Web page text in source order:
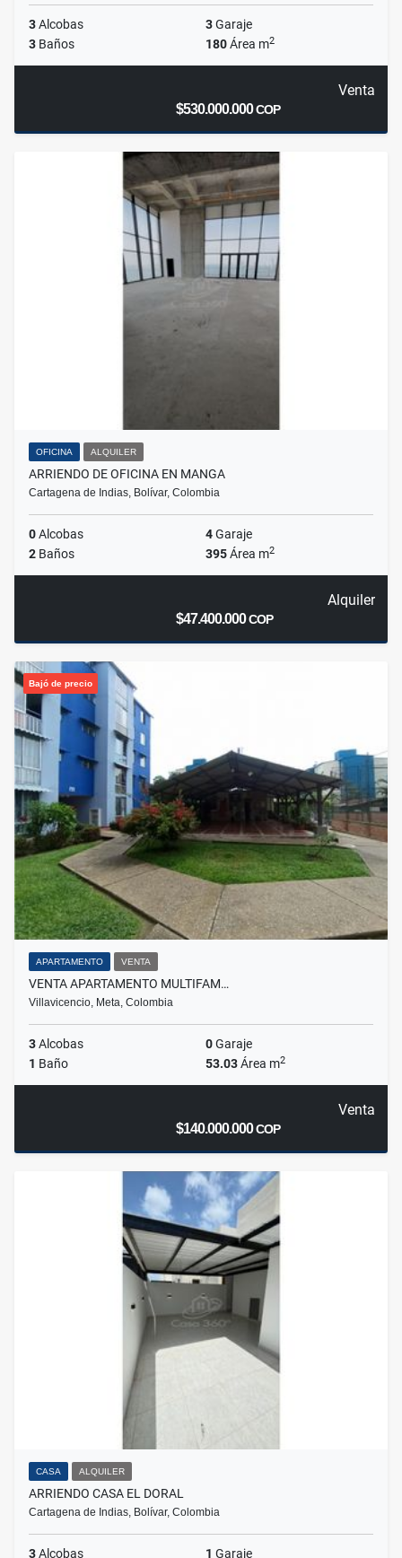
3Alcobas 3Garaje
3 Baños 180Área m2
Venta
$530.000.000COP
OFICINA ALQUILER
ARRIENDO DE OFICINA EN MANGA
Cartagena de Indias, Bolívar, Colombia
0Alcobas 4Garaje
2 Baños 395Área m2
Alquiler
$47.400.000COP
Bajó de precio
APARTAMENTO VENTA
VENTA APARTAMENTO MULTIFAM…
Villavicencio, Meta, Colombia
3Alcobas 0Garaje
1 Baño 53.03Área m2
Venta
$140.000.000COP
CASA ALQUILER
ARRIENDO CASA EL DORAL
Cartagena de Indias, Bolívar, Colombia
3Alcobas 1 Garaje